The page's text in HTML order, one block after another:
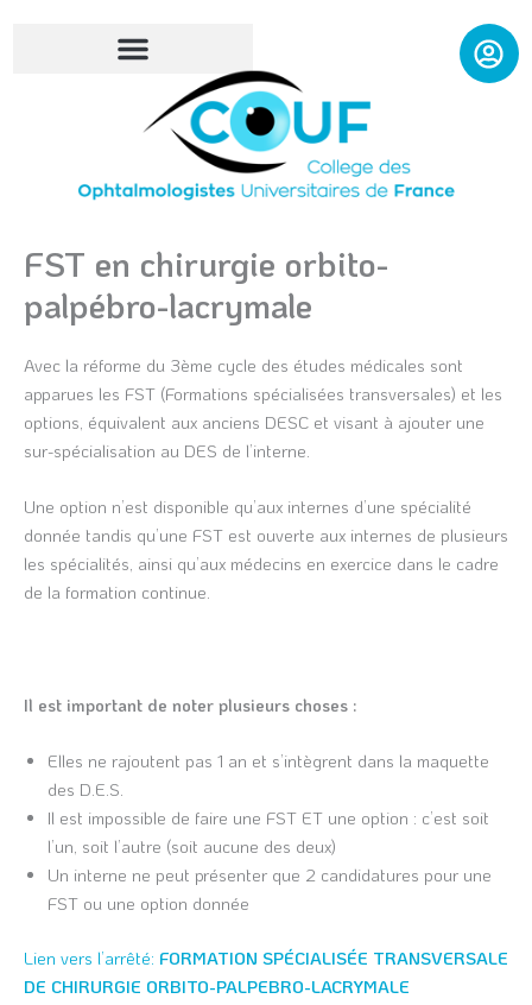
FST en chirurgie orbito-
palpébro-lacrymale
Avec la réforme du 3ème cycle des études médicales sont
apparues les FST (Formations spécialisées transversales) et les
options, équivalent aux anciens DESC et visant à ajouter une
sur-spécialisation au DES de l’interne.
Une option n’est disponible qu’aux internes d’une spécialité
donnée tandis qu’une FST est ouverte aux internes de plusieurs
les spécialités, ainsi qu’aux médecins en exercice dans le cadre
de la formation continue.
Il est important de noter plusieurs choses :
Elles ne rajoutent pas 1 an et s’intègrent dans la maquette
des D.E.S.
Il est impossible de faire une FST ET une option : c’est soit
l’un, soit l’autre (soit aucune des deux)
Un interne ne peut présenter que 2 candidatures pour une
FST ou une option donnée
Lien vers l’arrêté: FORMATION SPÉCIALISÉE TRANSVERSALE
DE CHIRURGIE ORBITO-PALPEBRO-LACRYMALE